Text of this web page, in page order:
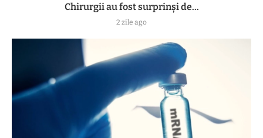
Chirurgii au fost surprinși de...
2 zile ago